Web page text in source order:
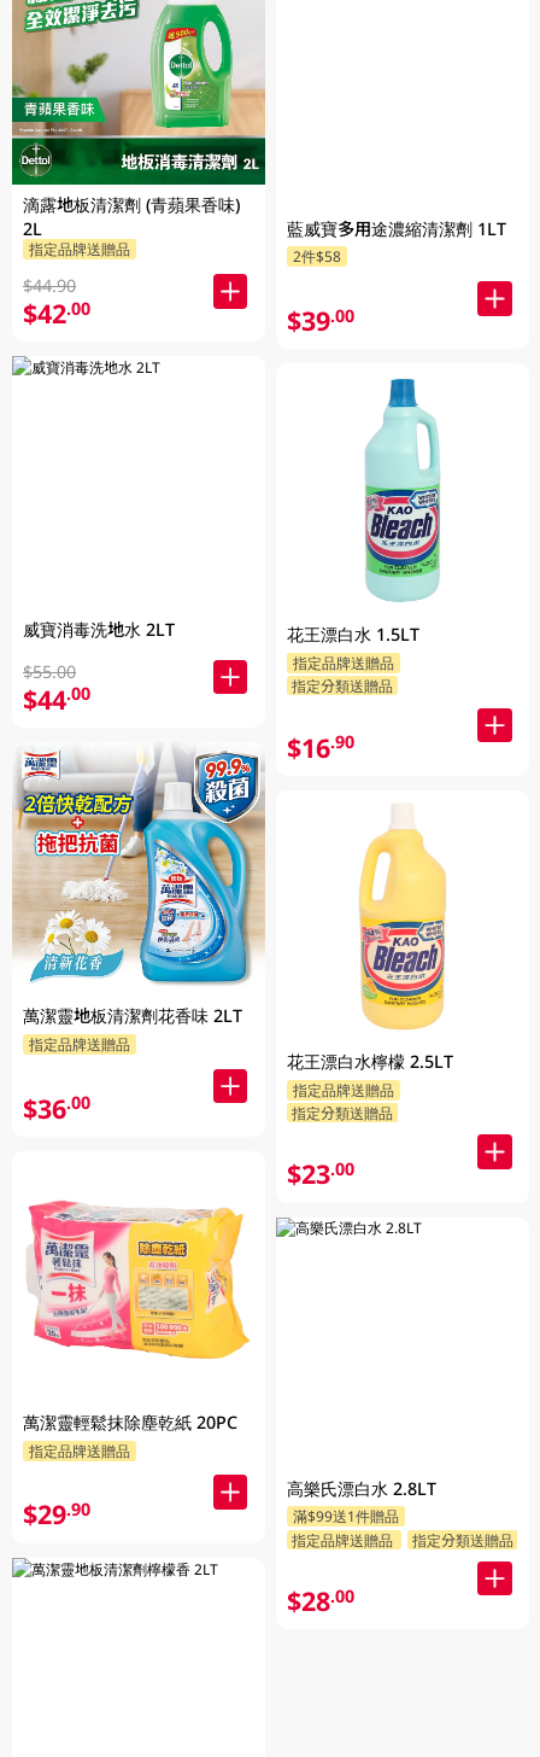
滴露地板清潔劑 (青蘋果香味)
2L
指定品牌送贈品
$44.90
$42.00
威寶消毒洗地水 2LT
$55.00
$44.00
萬潔靈地板清潔劑花香味 2LT
指定品牌送贈品
$36.00
萬潔靈輕鬆抹除塵乾紙 20PC
指定品牌送贈品
$29.90
藍威寶多用途濃縮清潔劑 1LT
2件$58
$39.00
花王漂白水 1.5LT
指定品牌送贈品
指定分類送贈品
$16.90
花王漂白水檸檬 2.5LT
指定品牌送贈品
指定分類送贈品
$23.00
高樂氏漂白水 2.8LT
滿$99送1件贈品
指定品牌送贈品
指定分類送贈品
$28.00